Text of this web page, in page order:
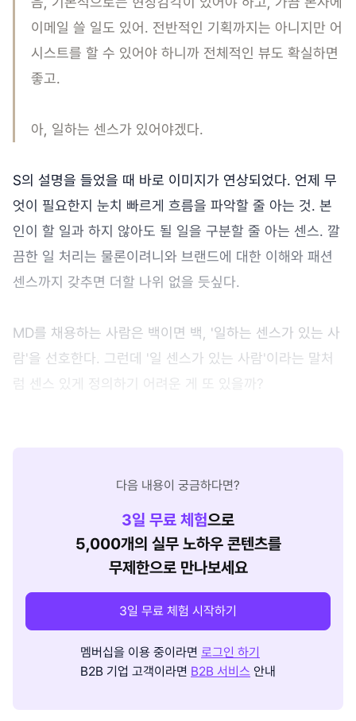
이메일 쓸 일도 있어. 전반적인 기획까지는 아니지만 어
시스트를 할 수 있어야 하니까 전체적인 뷰도 확실하면
좋고.
아, 일하는 센스가 있어야겠다.
S의 설명을 들었을 때 바로 이미지가 연상되었다. 언제 무
엇이 필요한지 눈치 빠르게 흐름을 파악할 줄 아는 것. 본
인이 할 일과 하지 않아도 될 일을 구분할 줄 아는 센스. 깔
끔한 일 처리는 물론이려니와 브랜드에 대한 이해와 패션
센스까지 갖추면 더할 나위 없을 듯싶다.
MD를 채용하는 사람은 백이면 백, '일하는 센스가 있는 사
람'을 선호한다. 그런데 '일 센스가 있는 사람'이라는 말처
럼 센스 있게 정의하기 어려운 게 또 있을까?
다음 내용이 궁금하다면?
3일 무료 체험으로
5,000개의 실무 노하우 콘텐츠를
무제한으로 만나보세요
3일 무료 체험 시작하기
멤버십을 이용 중이라면 로그인 하기
B2B 기업 고객이라면 B2B 서비스 안내